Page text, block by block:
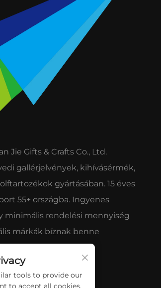
Jie Gifts & Crafts Co., Ltd.
gallérjelvények, kihívásérmék,
gyártásában. 15 éves
55+ országba. Ingyenes
minimális rendelési mennyiség
márkák bíznak benne
tools to provide our
to accept all cookies,